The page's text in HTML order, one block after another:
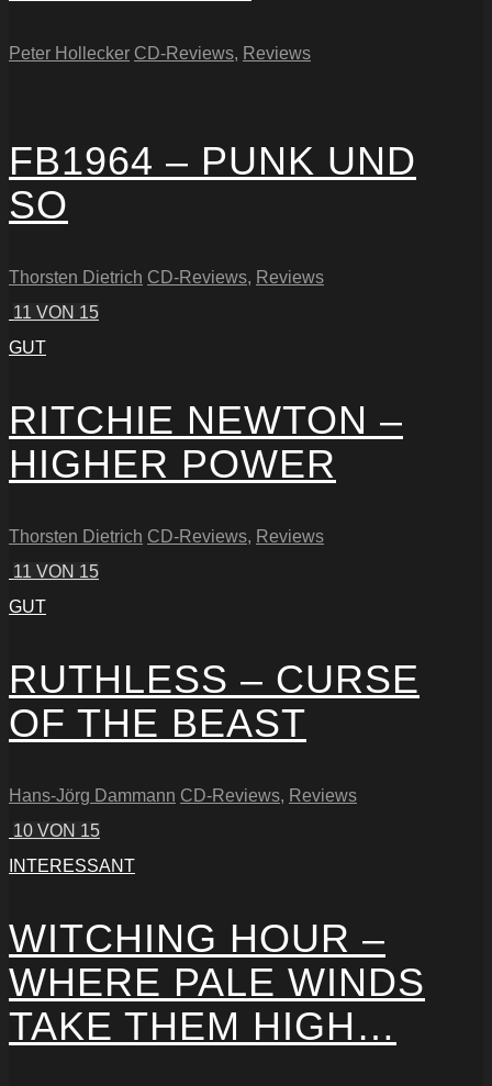
Peter Hollecker CD-Reviews, Reviews
FB1964 – PUNK UND
SO
Thorsten Dietrich CD-Reviews, Reviews
11 VON 15
GUT
RITCHIE NEWTON –
HIGHER POWER
Thorsten Dietrich CD-Reviews, Reviews
11 VON 15
GUT
RUTHLESS – CURSE
OF THE BEAST
Hans-Jörg Dammann CD-Reviews, Reviews
10 VON 15
INTERESSANT
WITCHING HOUR –
WHERE PALE WINDS
TAKE THEM HIGH…